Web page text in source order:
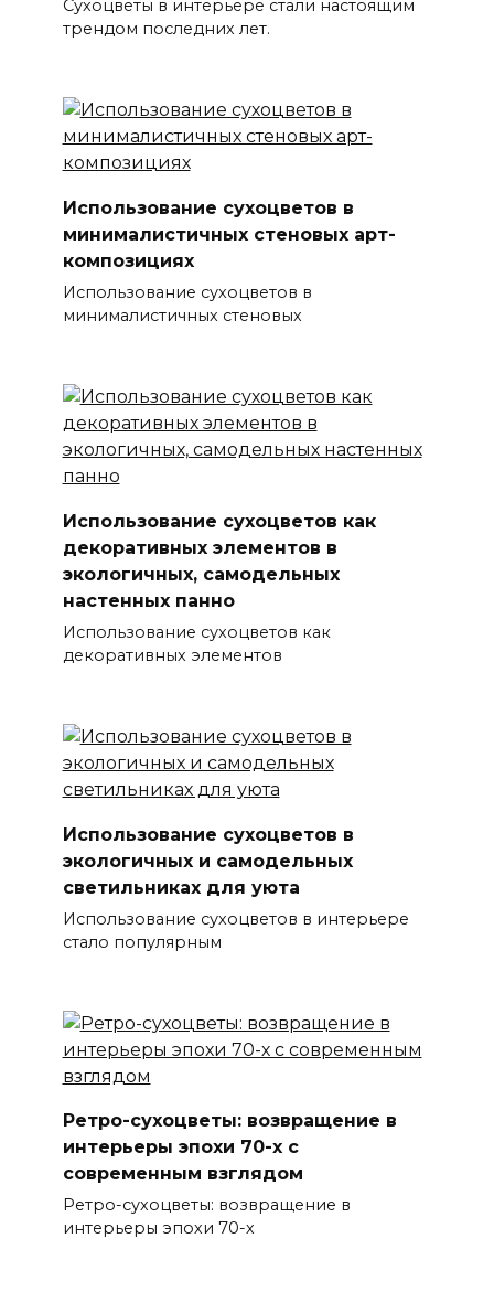
Сухоцветы в интерьере стали настоящим
трендом последних лет.
Использование сухоцветов в
минималистичных стеновых арт-
композициях
Использование сухоцветов в
минималистичных стеновых
Использование сухоцветов как
декоративных элементов в
экологичных, самодельных
настенных панно
Использование сухоцветов как
декоративных элементов
Использование сухоцветов в
экологичных и самодельных
светильниках для уюта
Использование сухоцветов в интерьере
стало популярным
Ретро-сухоцветы: возвращение в
интерьеры эпохи 70-х с
современным взглядом
Ретро-сухоцветы: возвращение в
интерьеры эпохи 70-х